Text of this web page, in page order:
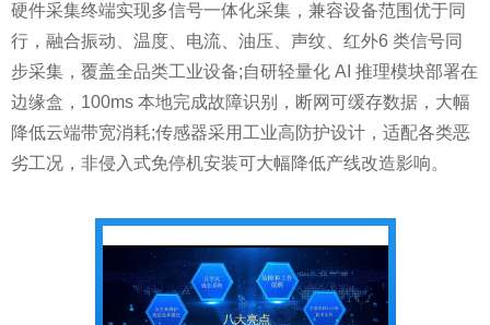
硬件采集终端实现多信号一体化采集，兼容设备范围优于同
行，融合振动、温度、电流、油压、声纹、红外6 类信号同
步采集，覆盖全品类工业设备;自研轻量化 AI 推理模块部署在
边缘盒，100ms 本地完成故障识别，断网可缓存数据，大幅
降低云端带宽消耗;传感器采用工业高防护设计，适配各类恶
劣工况，非侵入式免停机安装可大幅降低产线改造影响。